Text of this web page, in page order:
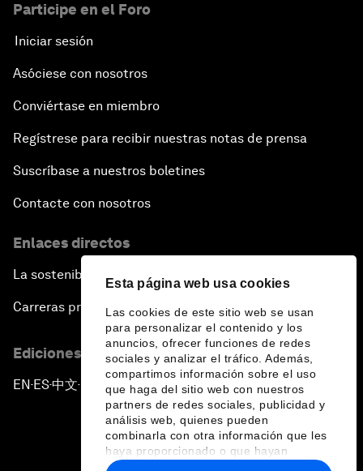
Esta página web usa cookies
Las cookies de este sitio web se usan
para personalizar el contenido y los
anuncios, ofrecer funciones de redes
sociales y analizar el tráfico. Además,
compartimos información sobre el uso
que haga del sitio web con nuestros
partners de redes sociales, publicidad y
análisis web, quienes pueden
combinarla con otra información que les
haya proporcionado o que hayan
recopilado a partir del uso que haya
Participe en el Foro
Iniciar sesión
Asóciese con nosotros
Conviértase en miembro
Regístrese para recibir nuestras notas de prensa
Suscríbase a nuestros boletines
Contacte con nosotros
Enlaces directos
La sostenibilidad en el Foro
Carreras profesionales
Ediciones en otros idiomas
EN ▪ES▪中文▪ 日本語